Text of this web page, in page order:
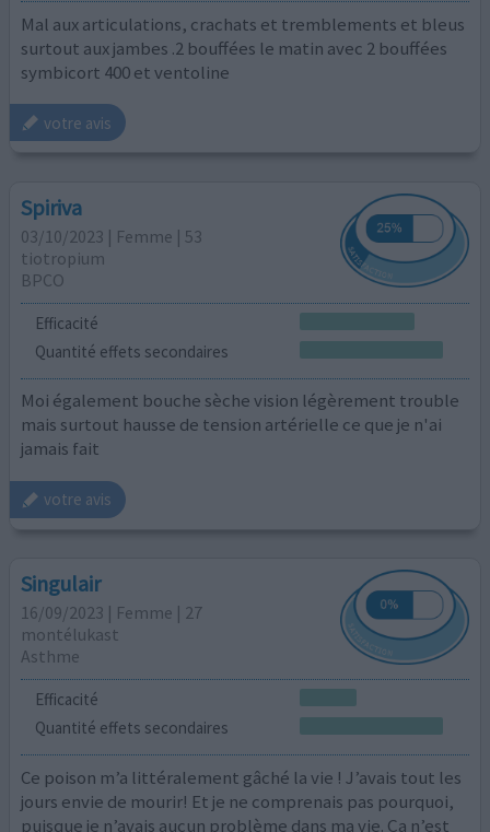
Mal aux articulations, crachats et tremblements et bleus
surtout aux jambes .2 bouffées le matin avec 2 bouffées
symbicort 400 et ventoline
votre avis
Spiriva
03/10/2023 | Femme | 53
tiotropium
BPCO
Efficacité
Quantité effets secondaires
Moi également bouche sèche vision légèrement trouble
mais surtout hausse de tension artérielle ce que je n'ai
jamais fait
votre avis
Singulair
16/09/2023 | Femme | 27
montélukast
Asthme
Efficacité
Quantité effets secondaires
Ce poison m’a littéralement gâché la vie ! J’avais tout les
jours envie de mourir! Et je ne comprenais pas pourquoi,
puisque je n’avais aucun problème dans ma vie. Ça n’est